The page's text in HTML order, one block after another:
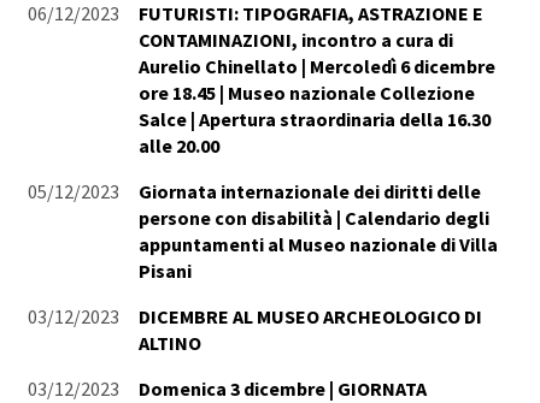
06/12/2023
FUTURISTI: TIPOGRAFIA, ASTRAZIONE E
CONTAMINAZIONI, incontro a cura di
Aurelio Chinellato | Mercoledì 6 dicembre
ore 18.45 | Museo nazionale Collezione
Salce | Apertura straordinaria della 16.30
alle 20.00
05/12/2023
Giornata internazionale dei diritti delle
persone con disabilità | Calendario degli
appuntamenti al Museo nazionale di Villa
Pisani
03/12/2023
DICEMBRE AL MUSEO ARCHEOLOGICO DI
ALTINO
03/12/2023
Domenica 3 dicembre | GIORNATA